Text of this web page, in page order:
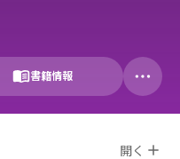
書籍情報
開く